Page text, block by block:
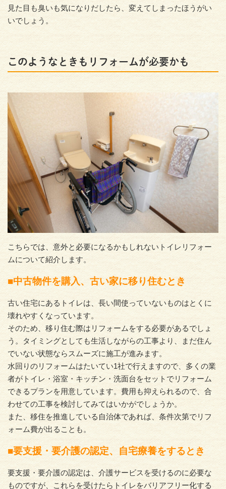
見た目も臭いも気になりだしたら、変えてしまったほうがい
いでしょう。
このようなときもリフォームが必要かも
こちらでは、意外と必要になるかもしれないトイレリフォー
ムについて紹介します。
■中古物件を購入、古い家に移り住むとき
古い住宅にあるトイレは、長い間使っていないものはとくに
壊れやすくなっています。
そのため、移り住む際はリフォームをする必要があるでしょ
う。タイミングとしても生活しながらの工事より、まだ住ん
でいない状態ならスムーズに施工が進みます。
水回りのリフォームはたいてい1社で行えますので、多くの業
者がトイレ・浴室・キッチン・洗面台をセットでリフォーム
できるプランを用意しています。費用も抑えられるので、合
わせての工事を検討してみてはいかがでしょうか。
また、移住を推進している自治体であれば、条件次第でリフ
ォーム費が出ることも。
■要支援・要介護の認定、自宅療養をするとき
要支援・要介護の認定は、介護サービスを受けるのに必要な
ものですが、これらを受けたらトイレをバリアフリー化する